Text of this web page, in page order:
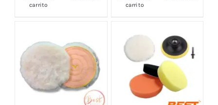
Noticias
carrito
carrito